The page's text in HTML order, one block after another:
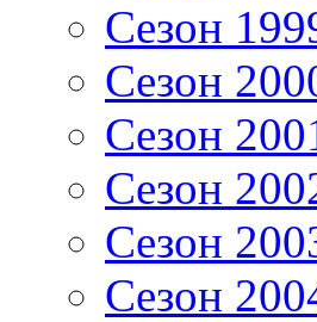
Сезон
Сезон
Сезон
Сезон
Сезон
Сезон